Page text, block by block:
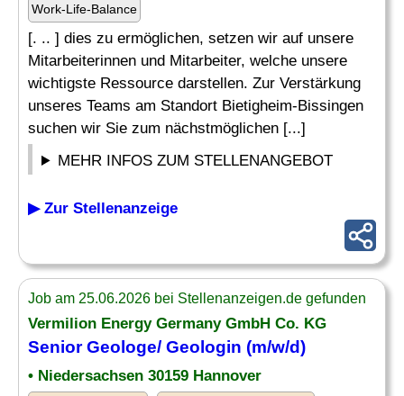
Work-Life-Balance
[. .. ] dies zu ermöglichen, setzen wir auf unsere
Mitarbeiterinnen und Mitarbeiter, welche unsere
wichtigste Ressource darstellen. Zur Verstärkung
unseres Teams am Standort Bietigheim-Bissingen
suchen wir Sie zum nächstmöglichen [...]
MEHR INFOS ZUM STELLENANGEBOT
▶ Zur Stellenanzeige
Job am 25.06.2026 bei Stellenanzeigen.de gefunden
Vermilion Energy Germany GmbH Co. KG
SeniorGeologe/ Geologin (m/w/d)
• Niedersachsen 30159 Hannover